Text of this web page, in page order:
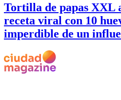
Tortilla de papas XXL
receta viral con 10
imperdible de un